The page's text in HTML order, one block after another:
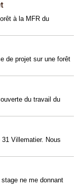
à la MFR du
de projet sur une forêt
du travail du
Villematier. Nous
stage ne me donnant